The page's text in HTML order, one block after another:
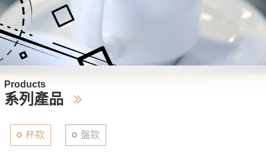
Products
系列產品
杯款 盤款